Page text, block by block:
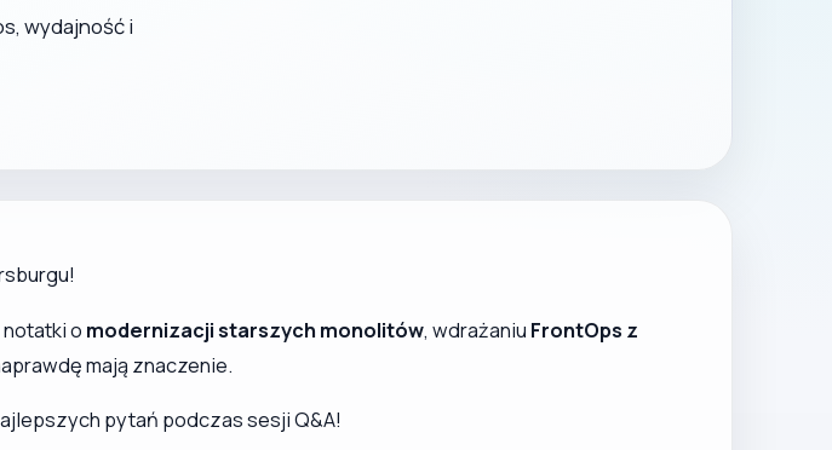
wydajność i
o modernizacji starszych monolitów, wdrażaniu FrontOps z
mają znaczenie.
pytań podczas sesji Q&A!